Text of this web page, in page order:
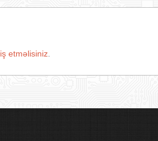
etməlisiniz